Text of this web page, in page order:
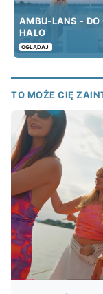
AMBU-LANS - DO
HALO
OGLĄDAJ
TO MOŻE CIĘ